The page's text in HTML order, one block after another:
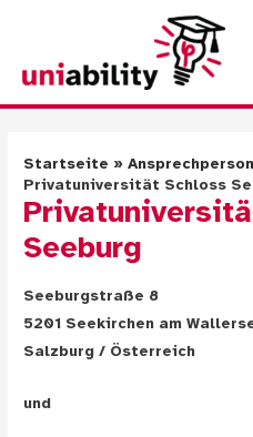
springen
Startseite
Privatuniversität Schloss
Seeburg
Seeburgstraße 8
5201 Seekirchen am
Salzburg / Österreich
und